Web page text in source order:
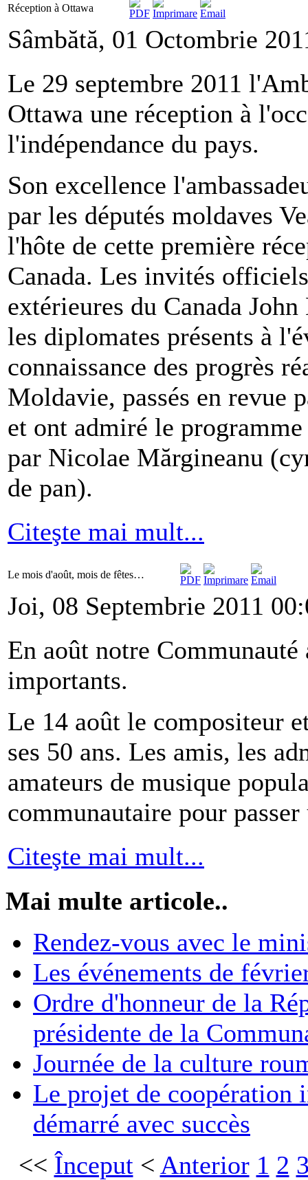
Réception à Ottawa
Sâmbătă, 01 Octombrie
Le 29 septembre 2011
Ottawa une réception à
l'indépendance du pays.
Son excellence
par les députés moldaves
l'hôte de cette première
Canada. Les invités
extérieures du Canada
les diplomates présents à
connaissance des progrès
Moldavie, passés en revue
et ont admiré le
par Nicolae Mărgineanu
de pan).
Citeşte mai mult...
Le mois d'août, mois de fêtes…
Joi, 08 Septembrie 2011
En août notre
importants.
Le 14 août le compositeur
ses 50 ans. Les amis, les
amateurs de musique
communautaire pour
Citeşte mai mult...
Mai multe articole..
Rendez-vous avec le
Les événements de
Ordre d'honneur de la
présidente de la
Journée de la culture
Le projet de coopération
démarré avec succès
<< Început< Anterior 1 2